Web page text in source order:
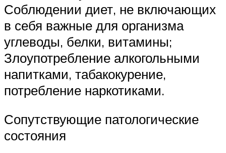
Соблюдении диет, не включающих
в себя важные для организма
углеводы, белки, витамины;
Злоупотребление алкогольными
напитками, табакокурение,
потребление наркотиками.
Сопутствующие патологические
состояния